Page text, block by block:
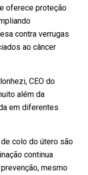
oferece proteção
contra verrugas
ao câncer
CEO do
além da
em diferentes
colo do útero são
continua
mesmo